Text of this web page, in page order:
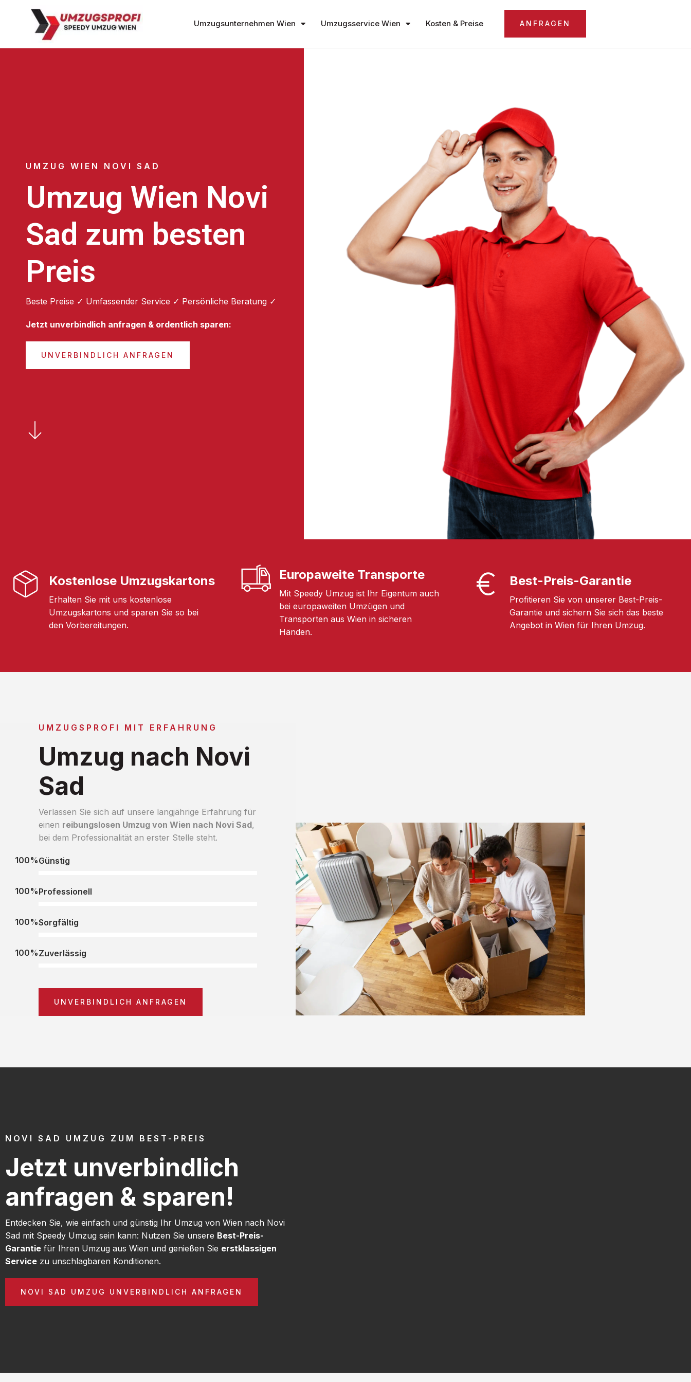
Umzugsunternehmen Wien Umzugsservice Wien Kosten & Preise ANFRAGEN
UMZUG WIEN NOVI SAD
Umzug Wien Novi
Sad zum besten
Preis
Beste Preise ✓ Umfassender Service ✓ Persönliche Beratung ✓
Jetzt unverbindlich anfragen & ordentlich sparen:
UNVERBINDLICH ANFRAGEN
Kostenlose Umzugskartons
Erhalten Sie mit uns kostenlose
Umzugskartons und sparen Sie so bei
den Vorbereitungen.
Europaweite Transporte
Mit Speedy Umzug ist Ihr Eigentum auch
bei europaweiten Umzügen und
Transporten aus Wien in sicheren
Händen.
Best-Preis-Garantie
Profitieren Sie von unserer Best-Preis-
Garantie und sichern Sie sich das beste
Angebot in Wien für Ihren Umzug.
UMZUGSPROFI MIT ERFAHRUNG
Umzug nach Novi
Sad
Verlassen Sie sich auf unsere langjährige Erfahrung für
einen reibungslosen Umzug von Wien nach Novi Sad,
bei dem Professionalität an erster Stelle steht.
Günstig
100%
Professionell
100%
Sorgfältig
100%
Zuverlässig
100%
UNVERBINDLICH ANFRAGEN
NOVI SAD UMZUG ZUM BEST-PREIS
Jetzt unverbindlich
anfragen & sparen!
Entdecken Sie, wie einfach und günstig Ihr Umzug von Wien nach Novi
Sad mit Speedy Umzug sein kann: Nutzen Sie unsere Best-Preis-
Garantie für Ihren Umzug aus Wien und genießen Sie erstklassigen
Service zu unschlagbaren Konditionen.
NOVI SAD UMZUG UNVERBINDLICH ANFRAGEN